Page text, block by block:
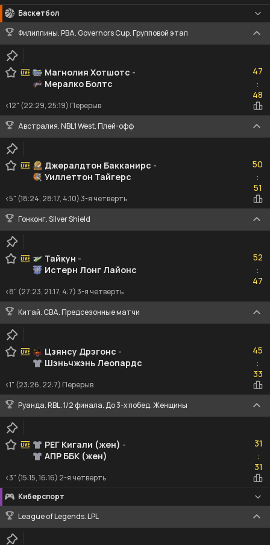
Баскетбол
Филиппины. PBA. Governors Cup. Групповой этап
Магнолия Хотшотс -
Мералко Болтс
47
:48
48
<12" (22:29, 25:19) Перерыв
Австралия. NBL1 West. Плей-офф
Джералдтон Бакканирс -
Уиллеттон Тайгерс
50
:51
51
<5" (18:24, 28:17, 4:10) 3-я четверть
Гонконг. Silver Shield
Тайкун -
Истерн Лонг Лайонс
52
:47
47
<8" (27:23, 21:17, 4:7) 3-я четверть
Китай. CBA. Предсезонные матчи
Цзянсу Дрэгонс -
Шэньчжэнь Леопардс
45
:33
33
<1" (23:26, 22:7) Перерыв
Руанда. RBL. 1/2 финала. До 3-х побед. Женщины
РЕГ Кигали (жен) -
АПР ББК (жен)
31
:31
31
<3" (15:15, 16:16) 2-я четверть
Киберспорт
League of Legends. LPL